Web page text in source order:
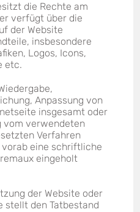
die Rechte am
verfügt über die
der Website
insbesondere
Logos, Icons,
etc.
Anpassung von
insgesamt oder
vom verwendeten
Verfahren
eine schriftliche
eingeholt
der Website oder
stellt den Tatbestand